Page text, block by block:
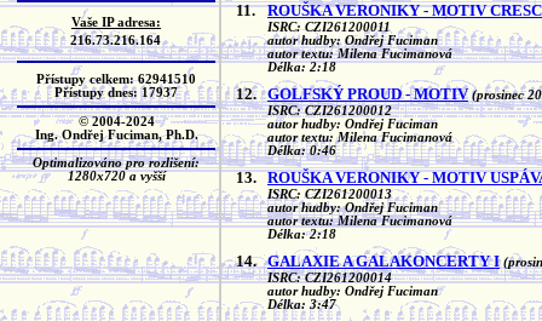
Vaše IP adresa:
216.73.216.164
Přístupy celkem: 62941510
Přístupy dnes: 17937
© 2004-2024
Ing. Ondřej Fuciman, Ph.D.
Optimalizováno pro rozlišení:
1280x720 a vyšší
11. ROUŠKA VERONIKY - MOTIV
ISRC: CZI261200011
autor hudby: Ondřej Fuciman
autor textu: Milena Fucimanová
Délka: 2:18
12. GOLFSKÝ PROUD - MOTIV (prosinec
ISRC: CZI261200012
autor hudby: Ondřej Fuciman
autor textu: Milena Fucimanová
Délka: 0:46
13. ROUŠKA VERONIKY - MOTIV
ISRC: CZI261200013
autor hudby: Ondřej Fuciman
autor textu: Milena Fucimanová
Délka: 2:18
14. GALAXIE A GALAKONCERTY I
ISRC: CZI261200014
autor hudby: Ondřej Fuciman
Délka: 3:47